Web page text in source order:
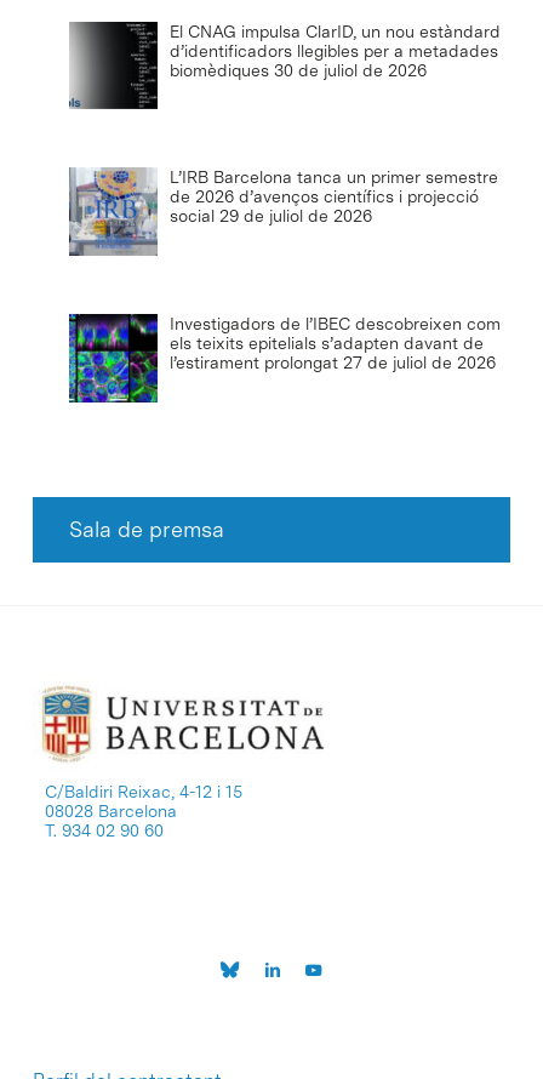
El CNAG impulsa ClarID, un nou estàndard
d’identificadors llegibles per a metadades
biomèdiques 30 de juliol de 2026
L’IRB Barcelona tanca un primer semestre
de 2026 d’avenços científics i projecció
social 29 de juliol de 2026
Investigadors de l’IBEC descobreixen com
els teixits epitelials s’adapten davant de
l’estirament prolongat 27 de juliol de 2026
Sala de premsa
C/Baldiri Reixac, 4-12 i 15
08028 Barcelona
T. 934 02 90 60